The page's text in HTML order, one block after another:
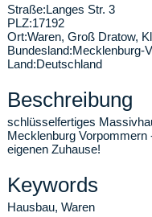
Straße:Langes Str. 3
PLZ:17192
Ort:Waren, Groß Dratow,
Bundesland:Mecklenburg-
Land:Deutschland
Beschreibung
schlüsselfertiges
Mecklenburg
eigenen Zuhause!
Keywords
Hausbau, Waren